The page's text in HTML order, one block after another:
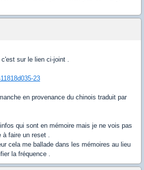
sur le lien ci-joint .
23
en provenance du chinois traduit par
qui sont en mémoire mais je ne vois pas
à faire un reset .
cela me ballade dans les mémoires au lieu
la fréquence .